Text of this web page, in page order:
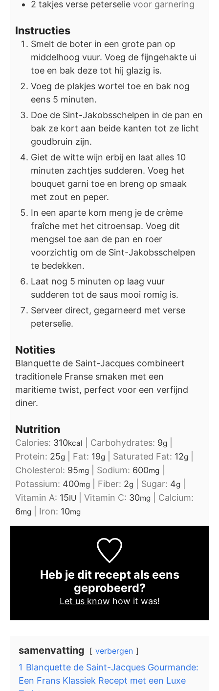
2 takjes verse peterselie voor garnering
Instructies
Smelt de boter in een grote pan op
middelhoog vuur. Voeg de fijngehakte ui
toe en bak deze tot hij glazig is.
Voeg de plakjes wortel toe en bak nog
eens 5 minuten.
Doe de Sint-Jakobsschelpen in de pan en
bak ze kort aan beide kanten tot ze licht
goudbruin zijn.
Giet de witte wijn erbij en laat alles 10
minuten zachtjes sudderen. Voeg het
bouquet garni toe en breng op smaak
met zout en peper.
In een aparte kom meng je de crème
fraîche met het citroensap. Voeg dit
mengsel toe aan de pan en roer
voorzichtig om de Sint-Jakobsschelpen
te bedekken.
Laat nog 5 minuten op laag vuur
sudderen tot de saus mooi romig is.
Serveer direct, gegarneerd met verse
peterselie.
Notities
Blanquette de Saint-Jacques combineert
traditionele Franse smaken met een
maritieme twist, perfect voor een verfijnd
diner.
Nutrition
Calories: 310kcal Carbohydrates: 9g
Protein: 25g Fat: 19g Saturated Fat: 12g
Cholesterol: 95mg Sodium: 600mg
Potassium: 400mg Fiber: 2g Sugar: 4g
Vitamin A: 15IU Vitamin C: 30mg
Calcium:
6mg Iron: 10mg
Heb je dit recept als eens
geprobeerd?
Let us know how it was!
samenvatting verbergen
1 Blanquette de Saint-Jacques Gourmande:
Een Frans Klassiek Recept met een Luxe